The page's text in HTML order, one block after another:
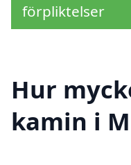
förpliktelser
Hur
kamin i